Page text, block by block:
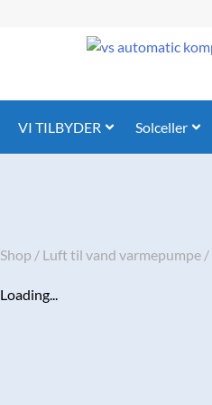
VI TILBYDER Solceller
Shop / Luft til vand varmepumpe /
Loading...